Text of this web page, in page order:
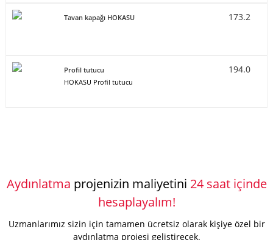
Tavan kapağı HOKASU 173.2
Profil tutucu
HOKASU Profil tutucu
194.0
Aydınlatma projenizin maliyetini 24 saat içinde
hesaplayalım!
Uzmanlarımız sizin için tamamen ücretsiz olarak kişiye özel bir
aydınlatma projesi geliştirecek.